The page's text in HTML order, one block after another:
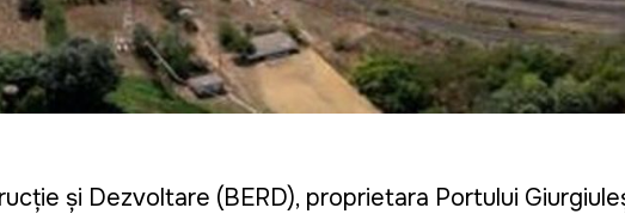
și Dezvoltare (BERD), proprietara Portului